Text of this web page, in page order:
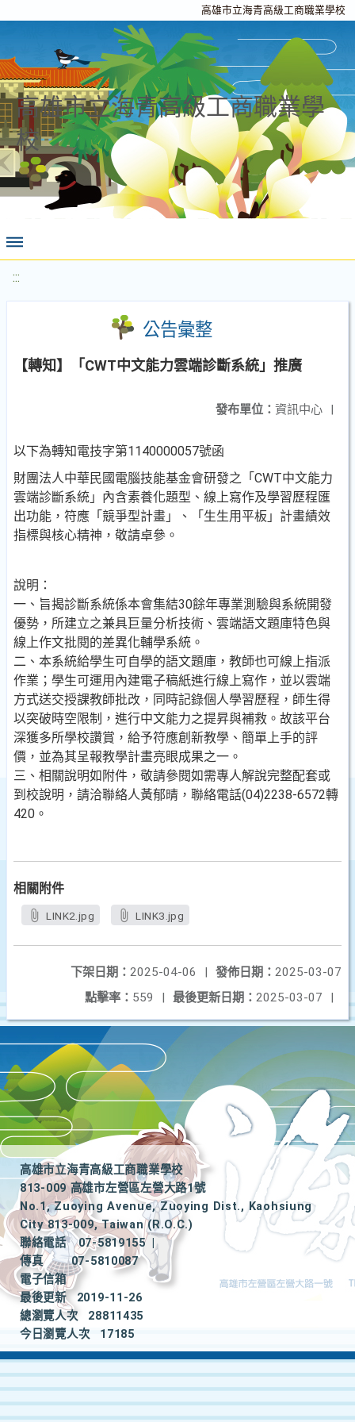
高雄市立海青高級工商職業學校
高雄市立海青高級工商職業學
校
:::
公告彙整
【轉知】「CWT中文能力雲端診斷系統」推廣
發布單位： 資訊中心 |
以下為轉知電技字第1140000057號函
財團法人中華民國電腦技能基金會研發之「CWT中文能力
雲端診斷系統」內含素養化題型、線上寫作及學習歷程匯
出功能，符應「競爭型計畫」、「生生用平板」計畫績效
指標與核心精神，敬請卓參。
說明：
一、旨揭診斷系統係本會集結30餘年專業測驗與系統開發
優勢，所建立之兼具巨量分析技術、雲端語文題庫特色與
線上作文批閱的差異化輔學系統。
二、本系統給學生可自學的語文題庫，教師也可線上指派
作業；學生可運用內建電子稿紙進行線上寫作，並以雲端
方式送交授課教師批改，同時記錄個人學習歷程，師生得
以突破時空限制，進行中文能力之提昇與補救。故該平台
深獲多所學校讚賞，給予符應創新教學、簡單上手的評
價，並為其呈報教學計畫亮眼成果之一。
三、相關說明如附件，敬請參閱如需專人解說完整配套或
到校說明，請洽聯絡人黃郁晴，聯絡電話(04)2238-6572轉
420。
相關附件
LINK2.jpg LINK3.jpg
發佈日期： 2025-03-07
下架日期： 2025-04-06
|
最後更新日期： 2025-03-07 |
點擊率： 559 |
高雄市立海青高級工商職業學校
813-009 高雄市左營區左營大路1號
No.1, Zuoying Avenue, Zuoying Dist., Kaohsiung
City 813-009, Taiwan (R.O.C.)
聯絡電話
07-5819155
|
傳真
07-5810087
電子信箱
最後更新
2019-11-26
總瀏覽人次
28811435
今日瀏覽人次
17185